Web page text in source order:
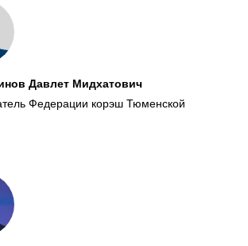
Давлет Мидхатович
Федерации корэш Тюменской